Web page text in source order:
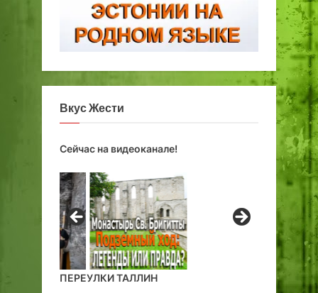
Вкус Жести
Сейчас на видеоканале!
ПЕРЕУЛКИ ТАЛЛИН